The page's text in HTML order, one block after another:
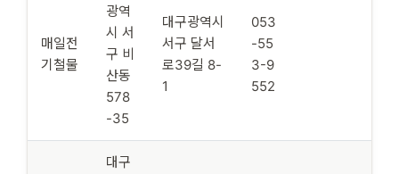
매일전
기철물
광역
시 서
구 비
산동
578
-35
대구광역시
서구 달서
로39길 8-
1
053
-55
3-9
552
대구